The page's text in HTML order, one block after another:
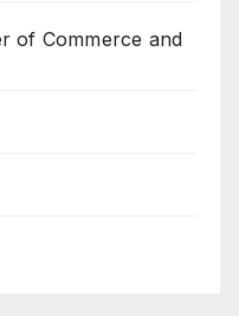
of Commerce and